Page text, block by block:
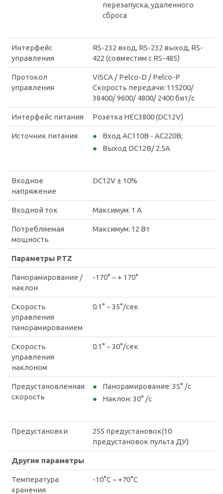
перезапуска, удаленного
сброса
Интерфейс
управления
RS-232 вход, RS-232 выход, RS-
422 (совместим с RS-485)
Протокол
управления
VISCA / Pelco-D / Pelco-P
Скорость передачи: 115200/
38400/ 9600/ 4800/ 2400 бит/с
Интерфейс питания Розетка HEC3800 (DC12V)
Источник питания
Вход AC110В - AC220В;
Выход DC12В/ 2.5A
Входное
напряжение
DC12V ± 10%
Входной ток Максимум: 1 А
Потребляемая
мощность
Максимум: 12 Вт
Параметры PTZ
Панорамирование /
наклон
-170° ~ + 170°
Скорость
управления
панорамированием
0.1° ~ 35°/сек
Скорость
управления
наклоном
0.1° ~ 30°/сек
Предустановленная
скорость
Панорамирование: 35° /с
Наклон: 30° /с
Предустановки
255 предустановок(10
предустановок пульта ДУ)
Другие параметры
Температура
хранения
-10°C ~ +70°C